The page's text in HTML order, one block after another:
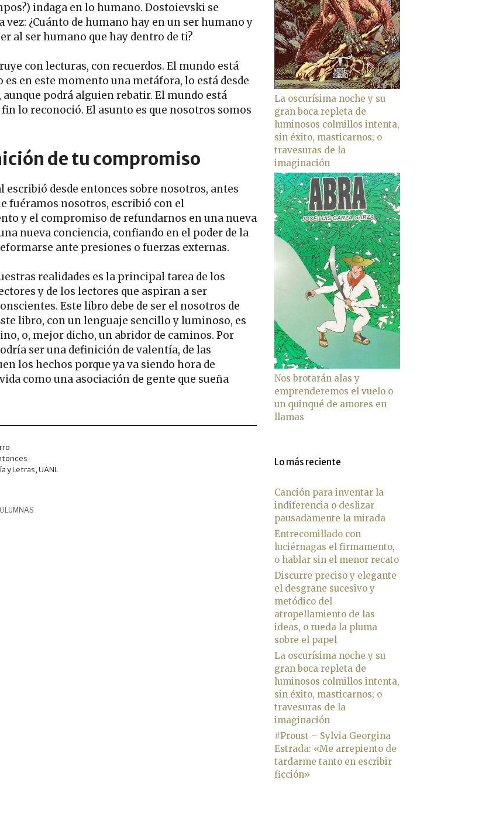
indaga en lo humano. Dostoievski se
vez: ¿Cuánto de humano hay en un ser humano y
al ser humano que hay dentro de ti?
con lecturas, con recuerdos. El mundo está
es en este momento una metáfora, lo está desde
podrá alguien rebatir. El mundo está
lo reconoció. El asunto es que nosotros somos
de tu compromiso
escribió desde entonces sobre nosotros, antes
fuéramos nosotros, escribió con el
y el compromiso de refundarnos en una nueva
nueva conciencia, confiando en el poder de la
ante presiones o fuerzas externas.
realidades es la principal tarea de los
y de los lectores que aspiran a ser
Este libro debe de ser el nosotros de
libro, con un lenguaje sencillo y luminoso, es
o, mejor dicho, un abridor de caminos. Por
ser una definición de valentía, de las
los hechos porque ya va siendo hora de
como una asociación de gente que sueña
y Letras, UANL
La oscurísima noche y su
gran boca repleta de
luminosos colmillos intenta,
sin éxito, masticarnos; o
travesuras de la
imaginación
Nos brotarán alas y
emprenderemos el vuelo o
un quinqué de amores en
llamas
Lo más reciente
Canción para inventar la
indiferencia o deslizar
pausadamente la mirada
Entrecomillado con
luciérnagas el firmamento,
o hablar sin el menor recato
Discurre preciso y elegante
el desgrane sucesivo y
metódico del
atropellamiento de las
ideas, o rueda la pluma
sobre el papel
La oscurísima noche y su
gran boca repleta de
luminosos colmillos intenta,
sin éxito, masticarnos; o
travesuras de la
imaginación
#Proust – Sylvia Georgina
Estrada: «Me arrepiento de
tardarme tanto en escribir
ficción»